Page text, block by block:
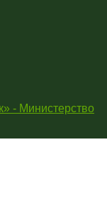
- Министерство